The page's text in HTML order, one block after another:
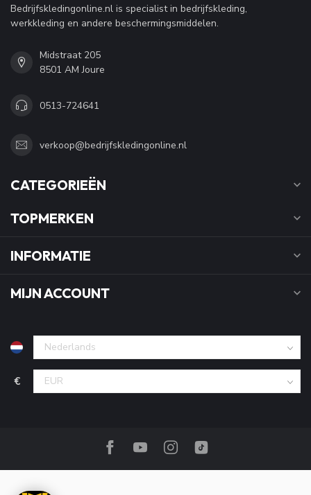
Bedrijfskledingonline.nl is specialist in bedrijfskleding,
werkkleding en andere beschermingsmiddelen.
Midstraat 205
8501 AM Joure
0513-724641
verkoop@bedrijfskledingonline.nl
CATEGORIEËN
TOPMERKEN
INFORMATIE
MIJN ACCOUNT
€